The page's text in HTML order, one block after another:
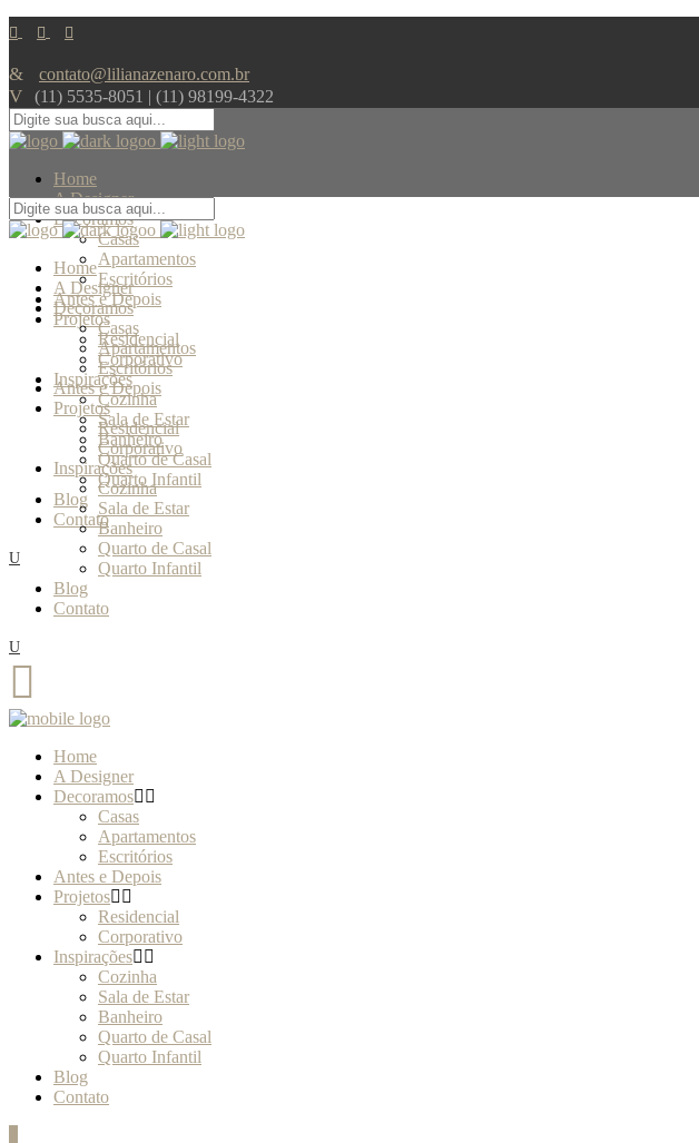
contato@lilianazenaro.com.br
(11) 5535-8051 | (11) 98199-4322
Home
A Designer
Decoramos
Casas
Apartamentos
Escritórios
Antes e Depois
Projetos
Residencial
Corporativo
Inspirações
Cozinha
Sala de Estar
Banheiro
Quarto de Casal
Quarto Infantil
Blog
Contato
Home
A Designer
Decoramos
Casas
Apartamentos
Escritórios
Antes e Depois
Projetos
Residencial
Corporativo
Inspirações
Cozinha
Sala de Estar
Banheiro
Quarto de Casal
Quarto Infantil
Blog
Contato
Home
A Designer
Decoramos
Casas
Apartamentos
Escritórios
Antes e Depois
Projetos
Residencial
Corporativo
Inspirações
Cozinha
Sala de Estar
Banheiro
Quarto de Casal
Quarto Infantil
Blog
Contato